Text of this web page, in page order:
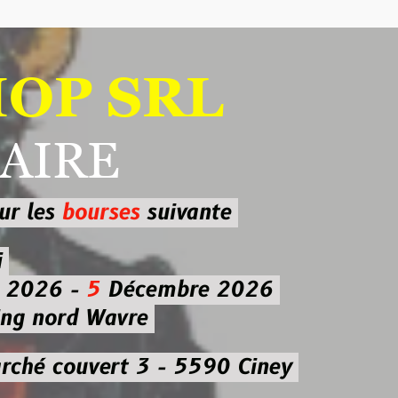
SRL
suivante
5Décembre 2026
Wavre
3 - 5590 Ciney